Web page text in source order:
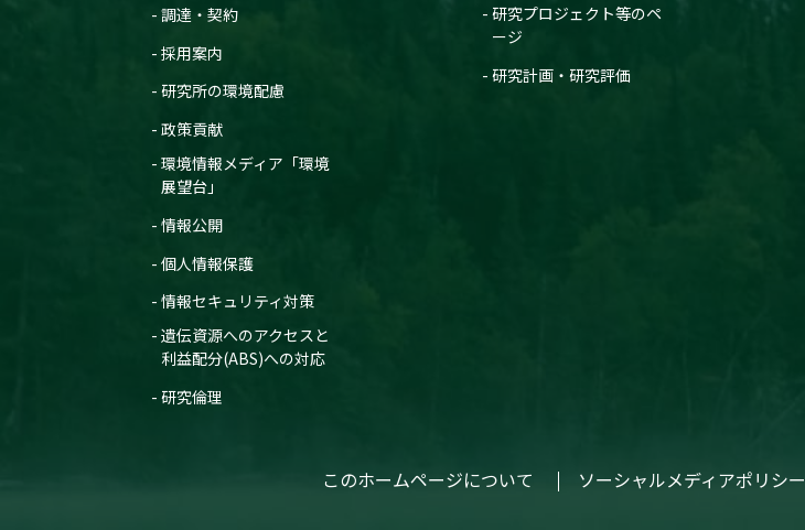
調達・契約
採用案内
研究所の環境配慮
政策貢献
環境情報メディア「環境
展望台」
情報公開
個人情報保護
情報セキュリティ対策
遺伝資源へのアクセスと
利益配分(ABS)への対応
研究倫理
研究プロジェクト等のペ
ージ
研究計画・研究評価
このホームページについて ソーシャルメディアポリシー